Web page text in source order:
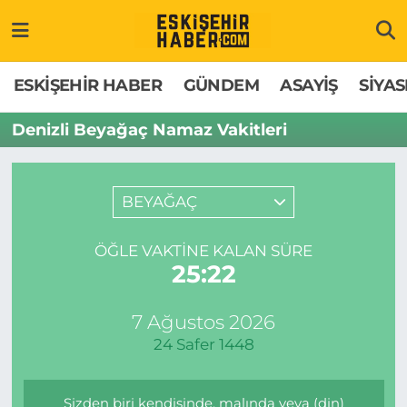
ESKİŞEHİR HABER GÜNDEM ASAYİŞ
Denizli Beyağaç Namaz Vakitleri
BEYAĞAÇ
ÖĞLE VAKTINE KALAN SÜRE
25:22
7 Ağustos 2026
24 Safer 1448
Sizden biri kendisinde, malında veya (din)
GÜNDEM
ASAYİŞ
EKONOMİ
SPOR
Hakkımızda
İletişim
Odunpazarı Trafik Yoğunluk Haritası
Süper Lig Puan Durumu ve Fikstür
Tüm Manşetler
Son Dakika Haberleri